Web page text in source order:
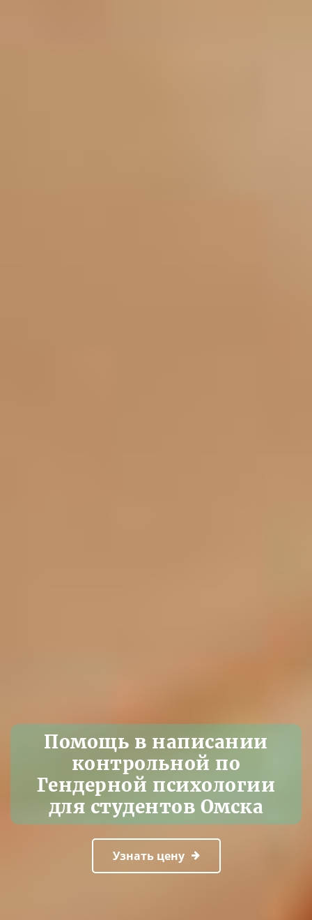
Помощь в написании
контрольной по
Гендерной психологии
для студентов Омска
Узнать цену